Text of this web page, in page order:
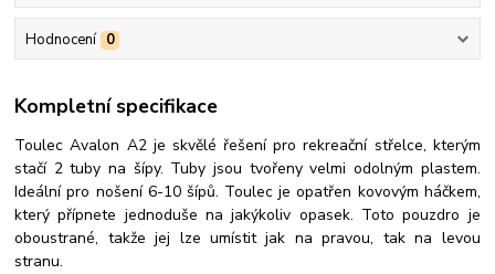
Hodnocení 0
Kompletní specifikace
Toulec Avalon A2 je skvělé řešení pro rekreační střelce, kterým
stačí 2 tuby na šípy. Tuby jsou tvořeny velmi odolným plastem.
Ideální pro nošení 6-10 šípů. Toulec je opatřen kovovým háčkem,
který přípnete jednoduše na jakýkoliv opasek. Toto pouzdro je
oboustrané, takže jej lze umístit jak na pravou, tak na levou
stranu.